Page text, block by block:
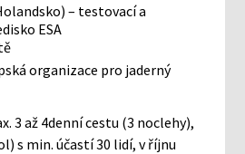
– testovací a
ESA
organizace pro jaderný
3 až 4denní cestu (3 noclehy),
s min. účastí 30 lidí, v říjnu